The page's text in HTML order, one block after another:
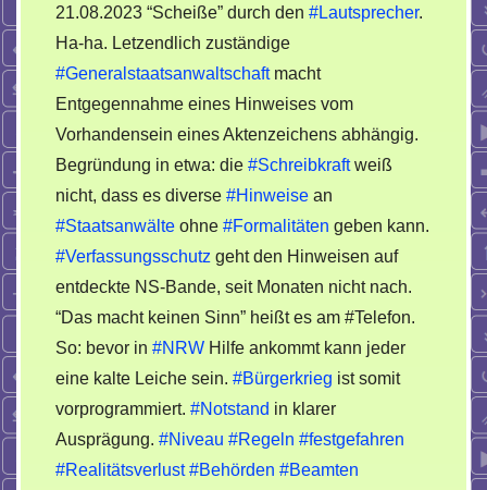
21.08.2023 “Scheiße” durch den #Lautsprecher.
Ha-ha. Letzendlich zuständige
#Generalstaatsanwaltschaftmacht
Entgegennahme eines Hinweises vom
Vorhandensein eines Aktenzeichens abhängig.
Begründung in etwa: die #Schreibkraftweiß
nicht, dass es diverse #Hinweise an
#Staatsanwälte ohne #Formalitäten geben kann.
#Verfassungsschutz geht den Hinweisen auf
entdeckte NS-Bande, seit Monaten nicht nach.
“Das macht keinen Sinn” heißt es am #Telefon.
So: bevor in #NRW Hilfe ankommt kann jeder
eine kalte Leiche sein. #Bürgerkrieg ist somit
vorprogrammiert. #Notstand in klarer
Ausprägung. #Niveau #Regeln #festgefahren
#Realitätsverlust #Behörden #Beamten